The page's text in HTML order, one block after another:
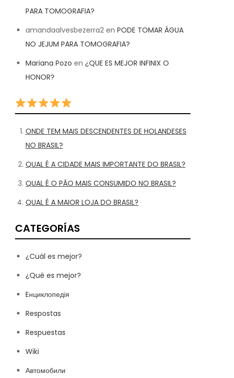
PARA TOMOGRAFIA?
amandaalvesbezerra2 en PODE TOMAR ÁGUA
NO JEJUM PARA TOMOGRAFIA?
Mariana Pozo en ¿QUE ES MEJOR INFINIX O
HONOR?
ONDE TEM MAIS DESCENDENTES DE HOLANDESES
NO BRASIL?
QUAL É A CIDADE MAIS IMPORTANTE DO BRASIL?
QUAL É O PÃO MAIS CONSUMIDO NO BRASIL?
QUAL É A MAIOR LOJA DO BRASIL?
CATEGORÍAS
¿Cuál es mejor?
¿Qué es mejor?
Eнциклопедія
Respostas
Respuestas
Wiki
Автомобили